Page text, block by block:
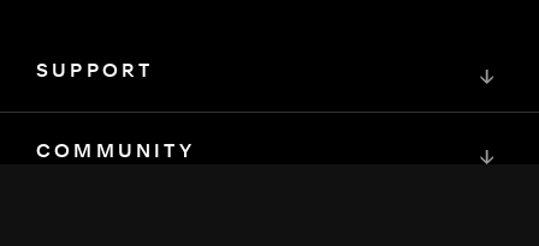
SUPPORT ↓
COMMUNITY ↓